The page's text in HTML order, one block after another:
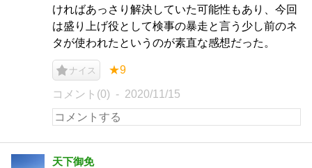
ければあっさり解決していた可能性もあり、今回
は盛り上げ役として検事の暴走と言う少し前のネ
タが使われたというのが素直な感想だった。
ナイス ★9
コメント(0) 2020/11/15
天下御免